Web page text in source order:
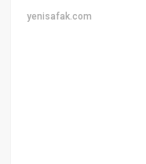
yenisafak.com